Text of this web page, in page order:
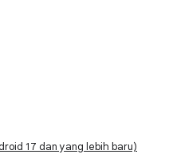
17 dan yang lebih baru)